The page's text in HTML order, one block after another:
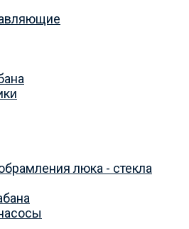
люка - стекла